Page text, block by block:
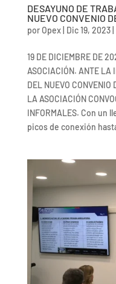
DESAYUNO DE
NUEVO CONVENIO
por Opex| Dic 19, 2023|
19 DE DICIEMBRE DE
ASOCIACIÓN. ANTE LA
DEL NUEVO CONVENIO
LA ASOCIACIÓN
INFORMALES. Con un
picos de conexión